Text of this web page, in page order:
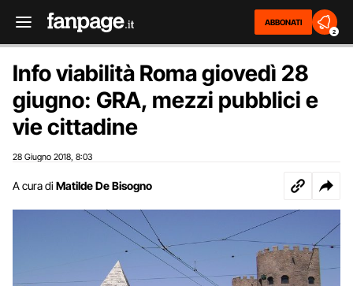
ABBONATI
2
Info viabilità Roma giovedì 28
giugno: GRA, mezzi pubblici e
vie cittadine
28 Giugno 2018 8:03
A cura di Matilde De Bisogno